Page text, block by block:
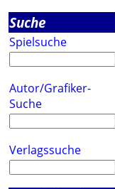
Suche
Spielsuche
Autor/Grafiker-
Suche
Verlagssuche